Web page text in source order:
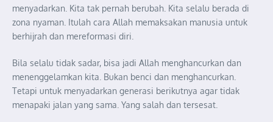
menyadarkan. Kita tak pernah berubah. Kita selalu berada di
zona nyaman. Itulah cara Allah memaksakan manusia untuk
berhijrah dan mereformasi diri.
Bila selalu tidak sadar, bisa jadi Allah menghancurkan dan
menenggelamkan kita. Bukan benci dan menghancurkan.
Tetapi untuk menyadarkan generasi berikutnya agar tidak
menapaki jalan yang sama. Yang salah dan tersesat.